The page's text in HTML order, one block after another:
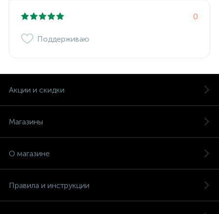
0
Поддерживаю
Акции и скидки
Магазины
О магазине
Правила и инструкции